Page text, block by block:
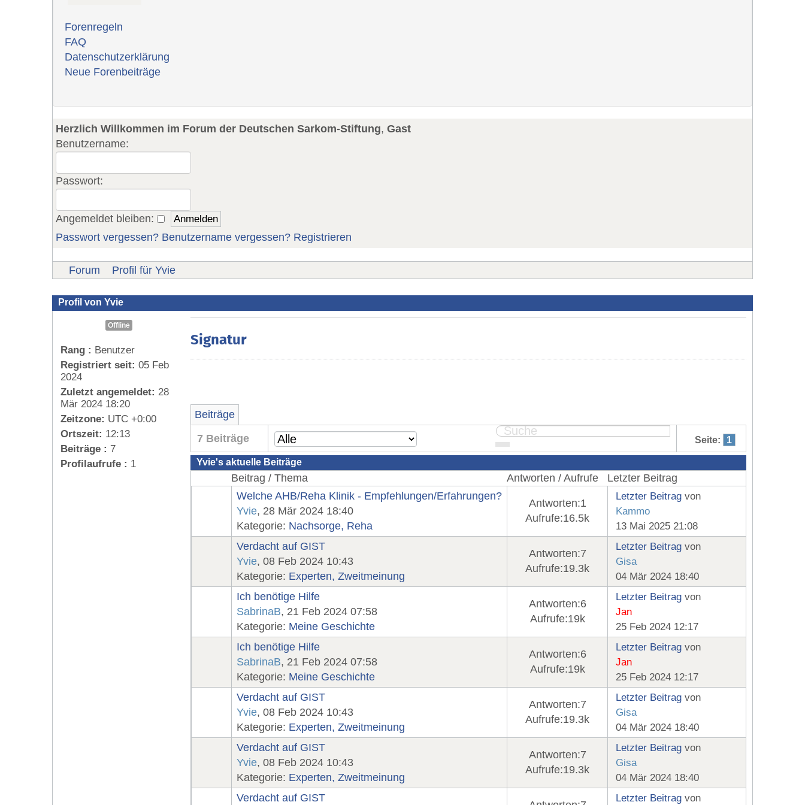
Forenregeln
FAQ
Datenschutzerklärung
Neue Forenbeiträge
Herzlich Willkommen im Forum der Deutschen Sarkom-Stiftung, Gast
Benutzername:
Passwort:
Angemeldet bleiben:
Passwort vergessen? Benutzername vergessen? Registrieren
Forum Profil für Yvie
Profil von Yvie
Offline
Rang : Benutzer
Registriert seit: 05 Feb
2024
Zuletzt angemeldet: 28
Mär 2024 18:20
Zeitzone: UTC +0:00
Ortszeit: 12:13
Beiträge : 7
Profilaufrufe : 1
Signatur
Beiträge
7 Beiträge
Seite: 1
Yvie's aktuelle Beiträge
Beitrag / Thema Antworten / Aufrufe
Letzter Beitrag
Welche AHB/Reha Klinik - Empfehlungen/Erfahrungen?
Yvie, 28 Mär 2024 18:40
Kategorie: Nachsorge, Reha
Antworten:1
Aufrufe:16.5k
Letzter Beitrag von
Kammo
13 Mai 2025 21:08
Verdacht auf GIST
Yvie, 08 Feb 2024 10:43
Kategorie: Experten, Zweitmeinung
Antworten:7
Aufrufe:19.3k
Letzter Beitrag von
Gisa
04 Mär 2024 18:40
Ich benötige Hilfe
SabrinaB, 21 Feb 2024 07:58
Kategorie: Meine Geschichte
Antworten:6
Aufrufe:19k
Letzter Beitrag von
Jan
25 Feb 2024 12:17
Ich benötige Hilfe
SabrinaB, 21 Feb 2024 07:58
Kategorie: Meine Geschichte
Antworten:6
Aufrufe:19k
Letzter Beitrag von
Jan
25 Feb 2024 12:17
Verdacht auf GIST
Yvie, 08 Feb 2024 10:43
Kategorie: Experten, Zweitmeinung
Antworten:7
Aufrufe:19.3k
Letzter Beitrag von
Gisa
04 Mär 2024 18:40
Verdacht auf GIST
Yvie, 08 Feb 2024 10:43
Kategorie: Experten, Zweitmeinung
Antworten:7
Aufrufe:19.3k
Letzter Beitrag von
Gisa
04 Mär 2024 18:40
Verdacht auf GIST Letzter Beitrag von